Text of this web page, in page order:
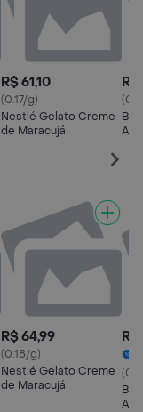
R$ 61,10
(0.17/g)
Nestlé Gelato Creme
de Maracujá
R$
R$ 64,99
(0.18/g)
Nestlé Gelato Creme
de Maracujá
R$